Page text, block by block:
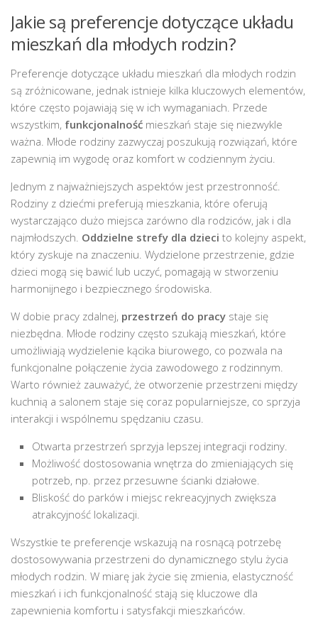
Jakie są preferencje dotyczące układu
mieszkań dla młodych rodzin?
Preferencje dotyczące układu mieszkań dla młodych rodzin
są zróżnicowane, jednak istnieje kilka kluczowych elementów,
które często pojawiają się w ich wymaganiach. Przede
wszystkim, funkcjonalność mieszkań staje się niezwykle
ważna. Młode rodziny zazwyczaj poszukują rozwiązań, które
zapewnią im wygodę oraz komfort w codziennym życiu.
Jednym z najważniejszych aspektów jest przestronność.
Rodziny z dziećmi preferują mieszkania, które oferują
wystarczająco dużo miejsca zarówno dla rodziców, jak i dla
najmłodszych. Oddzielne strefy dla dzieci to kolejny aspekt,
który zyskuje na znaczeniu. Wydzielone przestrzenie, gdzie
dzieci mogą się bawić lub uczyć, pomagają w stworzeniu
harmonijnego i bezpiecznego środowiska.
W dobie pracy zdalnej, przestrzeń do pracy staje się
niezbędna. Młode rodziny często szukają mieszkań, które
umożliwiają wydzielenie kącika biurowego, co pozwala na
funkcjonalne połączenie życia zawodowego z rodzinnym.
Warto również zauważyć, że otworzenie przestrzeni między
kuchnią a salonem staje się coraz popularniejsze, co sprzyja
interakcji i wspólnemu spędzaniu czasu.
Otwarta przestrzeń sprzyja lepszej integracji rodziny.
Możliwość dostosowania wnętrza do zmieniających się
potrzeb, np. przez przesuwne ścianki działowe.
Bliskość do parków i miejsc rekreacyjnych zwiększa
atrakcyjność lokalizacji.
Wszystkie te preferencje wskazują na rosnącą potrzebę
dostosowywania przestrzeni do dynamicznego stylu życia
młodych rodzin. W miarę jak życie się zmienia, elastyczność
mieszkań i ich funkcjonalność stają się kluczowe dla
zapewnienia komfortu i satysfakcji mieszkańców.